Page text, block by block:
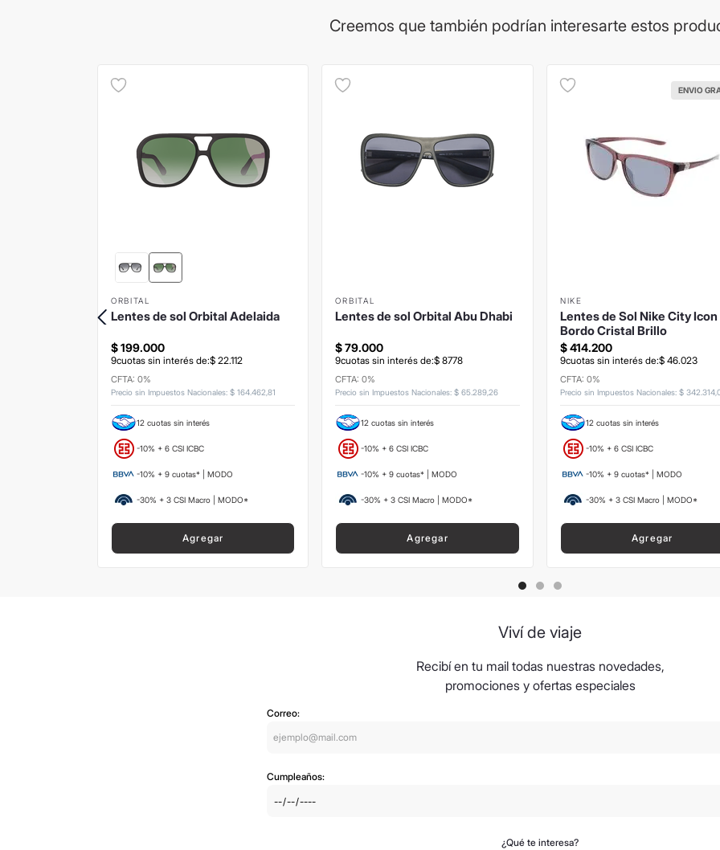
Creemos que también podrían interesarte estos
ORBITAL
Lentes de sol Orbital Adelaida
$199.000
9cuotas sin interés de:$ 22.112
CFTA: 0%
Precio sin Impuestos Nacionales: $ 164.462 81
12 cuotas sin interés
-10% + 6 CSI ICBC
-10% + 9 cuotas* | MODO
-30% + 3 CSI Macro | MODO*
Agregar
ORBITAL
Lentes de sol Orbital Abu Dhabi
$ 79.000
9cuotas sin interés de:$ 8778
CFTA: 0%
Precio sin Impuestos Nacionales:$ 65.289,26
12 cuotas sin interés
-10% + 6 CSI ICBC
-10% + 9 cuotas* | MODO
-30% + 3 CSI Macro | MODO*
Agregar
ENVIO
NIKE
Lentes de Sol Nike City Icon
Bordo Cristal Brillo
$414.200
9cuotas sin interés de:$ 46.023
CFTA: 0%
Precio sin Impuestos Nacionales: $ 342 314,
12 cuotas sin interés
-10% + 6 CSI ICBC
-10% + 9 cuotas* | MODO
-30% + 3 CSI Macro | MODO*
Agregar
Viví de viaje
Recibí en tu mail todas nuestras novedades,
promociones y ofertas especiales
Correo:
Cumpleaños:
¿Qué te interesa?